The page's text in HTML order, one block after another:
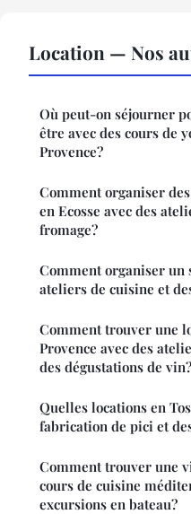
Location — Nos
Où peut-on séjourner
être avec des cours de
Provence?
Comment organiser
en Ecosse avec des
fromage?
Comment organiser un
ateliers de cuisine et
Comment trouver une
Provence avec des
des dégustations de vin?
Quelles locations en
fabrication de pici et
Comment trouver une
cours de cuisine
excursions en bateau?